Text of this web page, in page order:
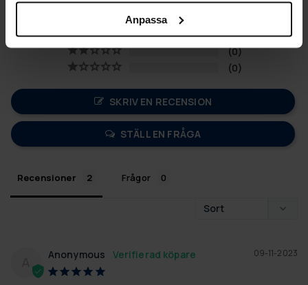
Anpassa
0
0
0
SKRIV EN RECENSION
STÄLL EN FRÅGA
Recensioner Frågor
09-11-2023
Anonymous